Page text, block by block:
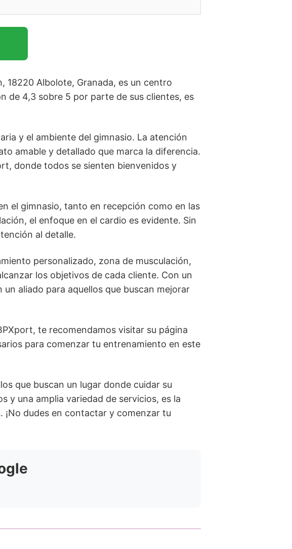
18220 Albolote, Granada, es un centro
de 4,3 sobre 5 por parte de sus clientes, es
y el ambiente del gimnasio. La atención
amable y detallado que marca la diferencia.
donde todos se sienten bienvenidos y
el gimnasio, tanto en recepción como en las
el enfoque en el cardio es evidente. Sin
al detalle.
personalizado, zona de musculación,
los objetivos de cada cliente. Con un
aliado para aquellos que buscan mejorar
te recomendamos visitar su página
para comenzar tu entrenamiento en este
que buscan un lugar donde cuidar su
y una amplia variedad de servicios, es la
dudes en contactar y comenzar tu